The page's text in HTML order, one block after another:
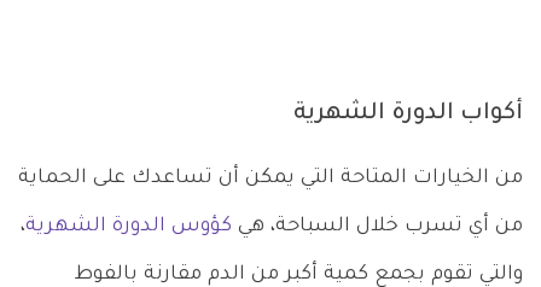
أكواب الدورة الشهرية
من الخيارات المتاحة التي يمكن أن تساعدك على الحماية
من أي تسرب خلال السباحة، هي كؤوس الدورة الشهرية،
والتي تقوم بجمع كمية أكبر من الدم مقارنة بالفوط